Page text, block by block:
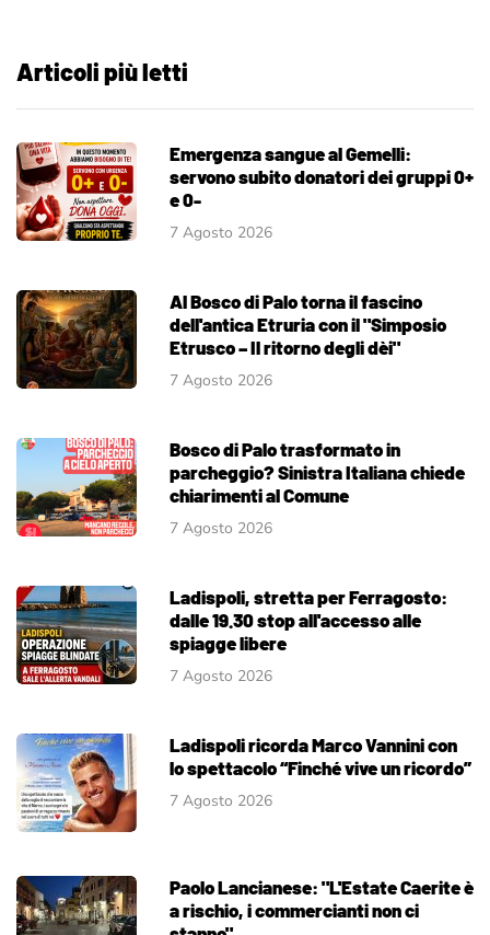
Articoli più letti
Emergenza sangue al Gemelli:
servono subito donatori dei gruppi 0+
e 0-
7 Agosto 2026
Al Bosco di Palo torna il fascino
dell'antica Etruria con il "Simposio
Etrusco – Il ritorno degli dèi"
7 Agosto 2026
Bosco di Palo trasformato in
parcheggio? Sinistra Italiana chiede
chiarimenti al Comune
7 Agosto 2026
Ladispoli, stretta per Ferragosto:
dalle 19.30 stop all'accesso alle
spiagge libere
7 Agosto 2026
Ladispoli ricorda Marco Vannini con
lo spettacolo “Finché vive un ricordo”
7 Agosto 2026
Paolo Lancianese: "L'Estate Caerite è
a rischio, i commercianti non ci